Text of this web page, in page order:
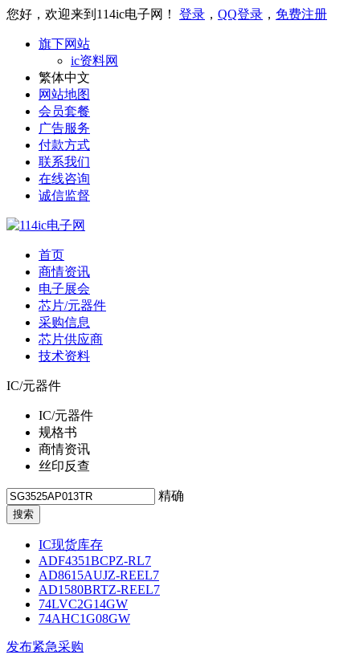
您好，欢迎来到114ic电子网！ 登录 ， QQ登录 ， 免费注册
旗下网站
ic资料网
繁体中文
网站地图
会员套餐
广告服务
付款方式
联系我们
在线咨询
诚信监督
首页
商情资讯
电子展会
芯片/元器件
采购信息
芯片供应商
技术资料
IC/元器件
IC/元器件
规格书
商情资讯
丝印反查
精确
IC现货库存
ADF4351BCPZ-RL7
AD8615AUJZ-REEL7
AD1580BRTZ-REEL7
74LVC2G14GW
74AHC1G08GW
发布紧急采购